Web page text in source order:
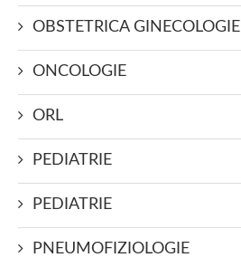
OBSTETRICA GINECOLOGIE
ONCOLOGIE
ORL
PEDIATRIE
PEDIATRIE
PNEUMOFIZIOLOGIE